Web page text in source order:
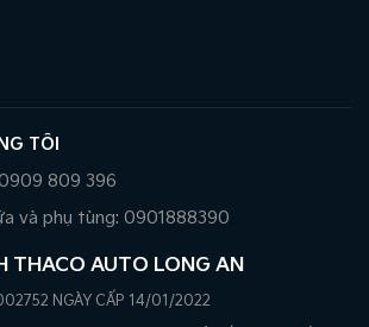
TÔI
809 396
và phụ tùng: 0901888390
THACO AUTO LONG AN
NGÀY CẤP 14/01/2022